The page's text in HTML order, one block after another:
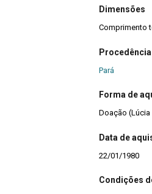
Dimensões
Comprimento
Procedência
Pará
Forma de
Doação (Lúcia
Data de
22/01/1980
Condições